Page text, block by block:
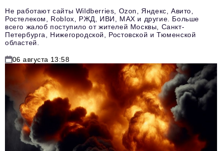
Не работают сайты Wildberries, Ozon, Яндекс, Авито,
Ростелеком, Roblox, РЖД, ИВИ, MAX и другие. Больше
всего жалоб поступило от жителей Москвы, Санкт-
Петербурга, Нижегородской, Ростовской и Тюменской
областей.
06 августа 13:58